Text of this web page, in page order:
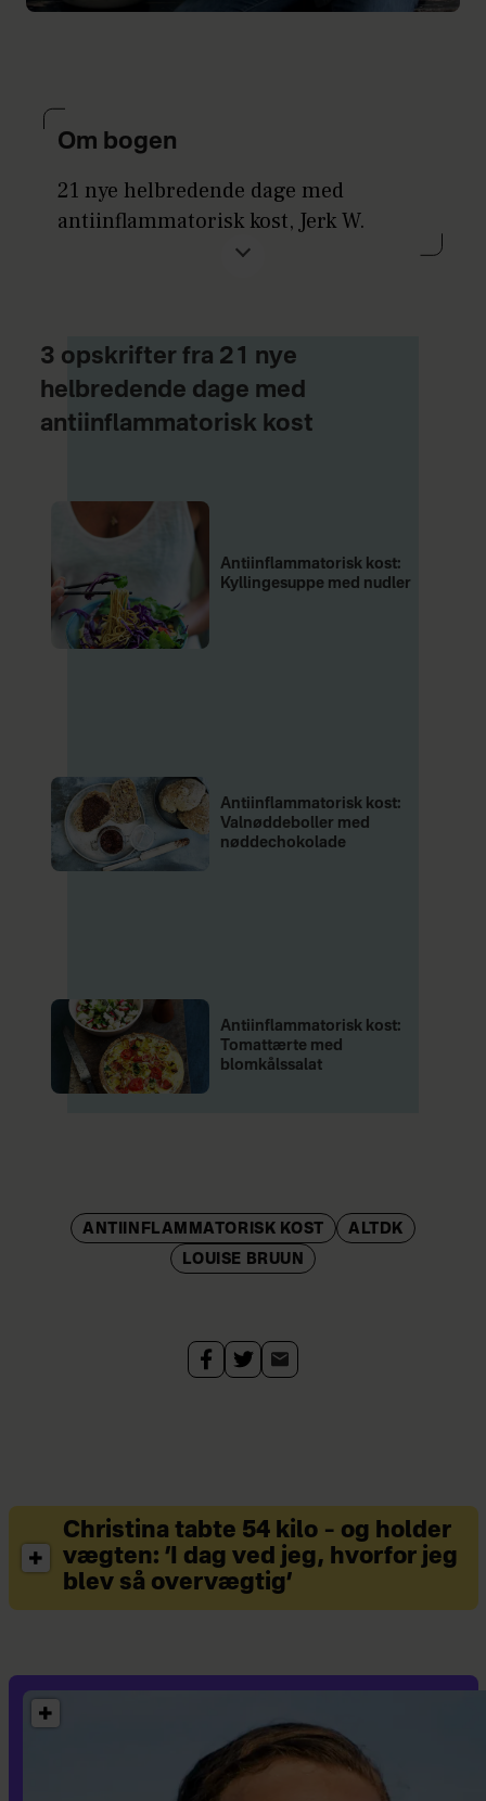
Om bogen
21 nye helbredende dage med
antiinflammatorisk kost, Jerk W.
Langer & Louise Bruun, Politikens
3 opskrifter fra 21 nye
helbredende dage med
antiinflammatorisk kost
Antiinflammatorisk kost:
Kyllingesuppe med nudler
Antiinflammatorisk kost:
Valnøddeboller med
nøddechokolade
Antiinflammatorisk kost:
Tomattærte med
blomkålssalat
ANTIINFLAMMATORISK KOST
ALTDK
LOUISE BRUUN
Christina tabte 54 kilo – og holder
vægten: ’I dag ved jeg, hvorfor jeg
blev så overvægtig’